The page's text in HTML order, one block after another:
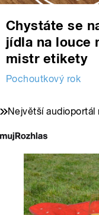
Chystáte se
jídla na louce
mistr etikety
Pochoutkový rok
Největší